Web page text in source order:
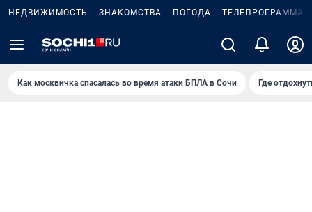
НЕДВИЖИМОСТЬ ЗНАКОМСТВА ПОГОДА ТЕЛЕПРОГРАММА
Как москвичка спасалась во время атаки БПЛА в Сочи Где